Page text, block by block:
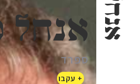
ספרד
+ עקבו